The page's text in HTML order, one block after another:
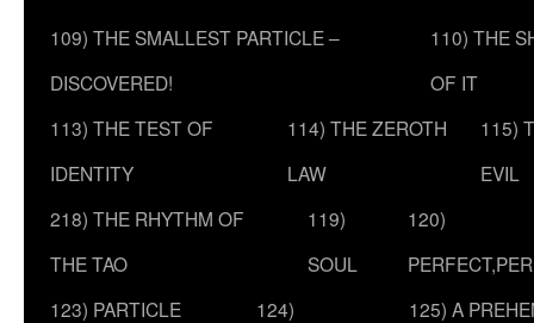
109) THE SMALLEST PARTICLE –
DISCOVERED!
110) THE
OF IT
113) THE TEST OF
IDENTITY
114) THE ZEROTH
LAW
115)
EVIL
218) THE RHYTHM OF
THE TAO
119)
SOUL
120)
123) PARTICLE
124)
125) A